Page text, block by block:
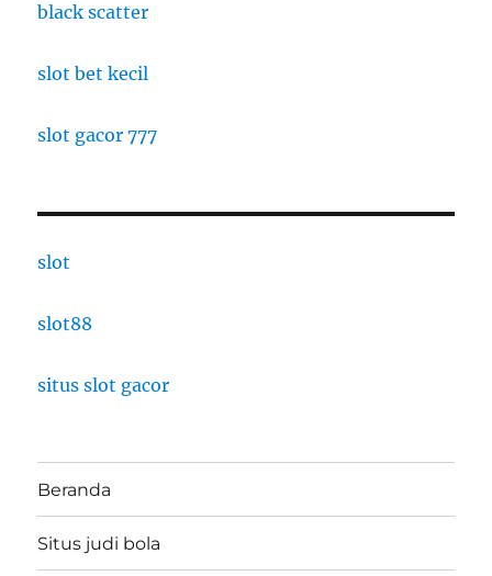
black scatter
slot bet kecil
slot gacor 777
slot
slot88
situs slot gacor
Beranda
Situs judi bola